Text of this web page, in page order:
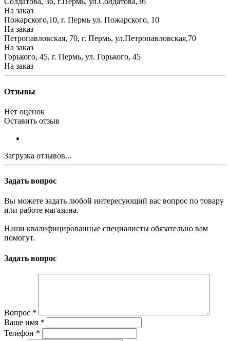
На заказ
Пожарского,10, г. Пермь ул. Пожарского, 10
На заказ
Петропавловская, 70, г. Пермь, ул.Петропавловская,70
На заказ
Горького, 45, г. Пермь, ул. Горького, 45
На заказ
Отзывы
Нет оценок
Оставить отзыв
Загрузка отзывов...
Задать вопрос
Вы можете задать любой интересующий вас вопрос по товару
или работе магазина.
Наши квалифицированные специалисты обязательно вам
помогут.
Задать вопрос
Вопрос *
Ваше имя *
Телефон *